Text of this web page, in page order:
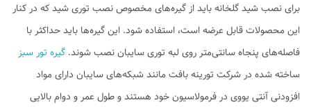
برای نصب شید گلخانه‌ باید از گیره‌های مخصوص نصب توری شید که در کنار
این محصولات قابل عرضه است، استفاده شود. این گیره‌ها باید حداکثر با
فاصله‌های پنجاه سانتی‌متر روی لبه توری سایبان نصب ‌شوند. گیره تور سبز
ساخته شده در شرکت تورینه بافت مانند شبکه‌های سایبان دارای مواد
افزودنی آنتی یووی در فرمولاسیون خود هستند و طول عمر و دوام بالایی